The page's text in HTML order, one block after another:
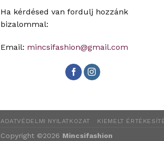
Ha kérdésed van fordulj hozzánk
bizalommal:
Email: mincsifashion@gmail.com
ADATVÉDELMI NYILATKOZAT KIEMELT
Copyright ©2026 Mincsifashion